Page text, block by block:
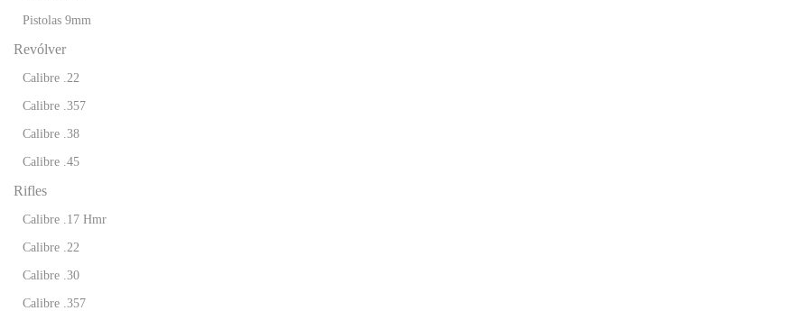
Pistolas 9mm
Revólver
Calibre .22
Calibre .357
Calibre .38
Calibre .45
Rifles
Calibre .17 Hmr
Calibre .22
Calibre .30
Calibre .357Tire Suas